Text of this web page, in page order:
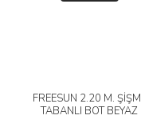
FREESUN 2.20 M.
TABANLI BOT BEYAZ